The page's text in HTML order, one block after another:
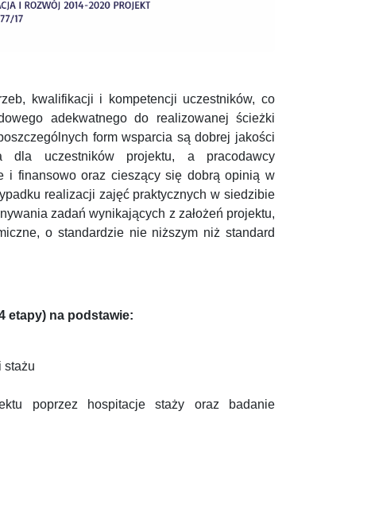
kwalifikacji i kompetencji uczestników, co
adekwatnego do realizowanej ścieżki
form wsparcia są dobrej jakości
dla uczestników projektu, a pracodawcy
i finansowo oraz cieszący się dobrą opinią w
realizacji zajęć praktycznych w siedzibie
zadań wynikających z założeń projektu,
o standardzie nie niższym niż standard
etapy) na podstawie:
stażu
poprzez hospitacje staży oraz badanie